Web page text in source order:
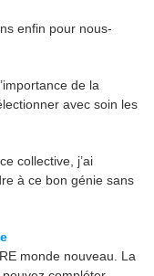
enfin pour nous-
de la
avec soin les
collective, j’ai
à ce bon génie sans
monde nouveau. La